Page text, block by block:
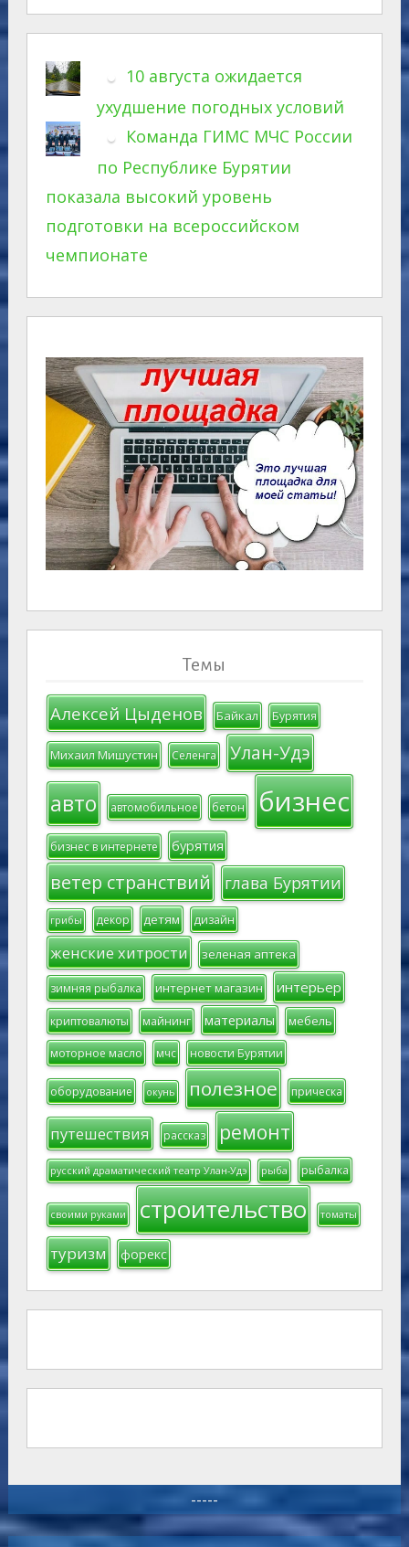
10 августа ожидается
ухудшение погодных условий
Команда ГИМС МЧС России
по Республике Бурятии
показала высокий уровень
подготовки на всероссийском
чемпионате
Темы
Алексей Цыденов Байкал Бурятия
Михаил Мишустин Селенга Улан-Удэ
авто автомобильное бетон бизнес
бизнес в интернете бурятия
ветер странствий глава Бурятии
грибы декор детям дизайн
женские хитрости зеленая аптека
зимняя рыбалка интернет магазин интерьер
криптовалюты майнинг материалы мебель
моторное масло мчс новости Бурятии
оборудование окунь полезное прическа
путешествия рассказ ремонт
русский драматический театр Улан-Удэ рыба рыбалка
своими руками строительство томаты
туризм форекс
-----